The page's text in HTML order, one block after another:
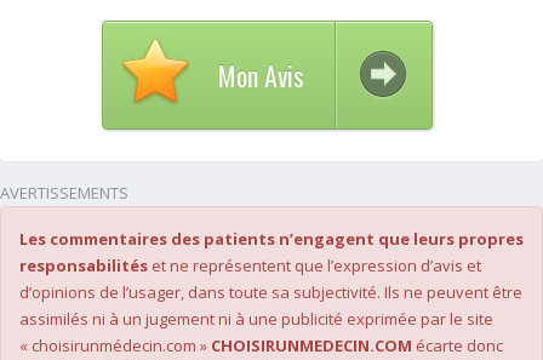
Mon Avis
AVERTISSEMENTS
Les commentaires des patients n’engagent que leurs propres
responsabilités et ne représentent que l’expression d’avis et
d’opinions de l’usager, dans toute sa subjectivité. Ils ne peuvent être
assimilés ni à un jugement ni à une publicité exprimée par le site
« choisirunmédecin.com » CHOISIRUNMEDECIN.COM écarte donc